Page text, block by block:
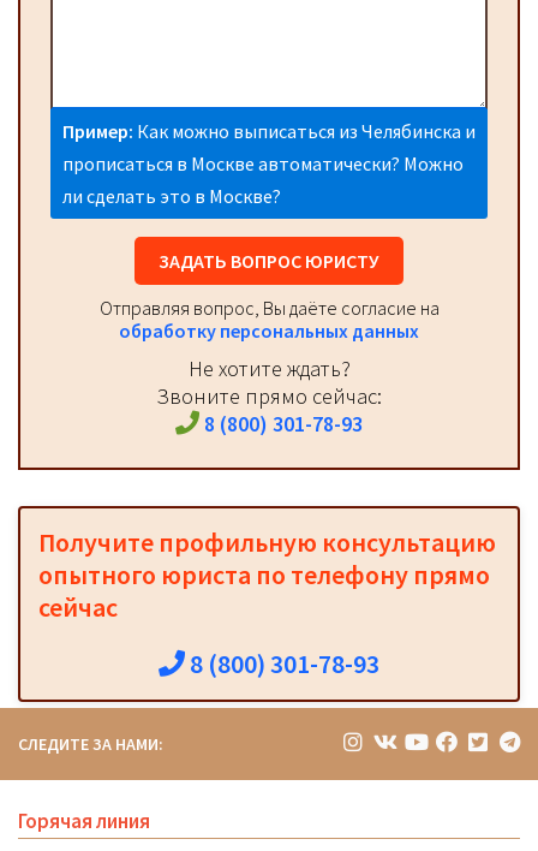
Пример: Как можно выписаться из Челябинска и
прописаться в Москве автоматически? Можно
ли сделать это в Москве?
ЗАДАТЬ ВОПРОС ЮРИСТУ
Отправляя вопрос, Вы даёте согласие на
обработку персональных данных
Не хотите ждать?
Звоните прямо сейчас:
8 (800) 301-78-93
Получите профильную консультацию
опытного юриста по телефону прямо
сейчас
8 (800) 301-78-93
СЛЕДИТЕ ЗА НАМИ:
Горячая линия